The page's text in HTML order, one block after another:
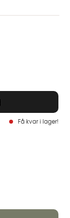
Få kvar i lager!